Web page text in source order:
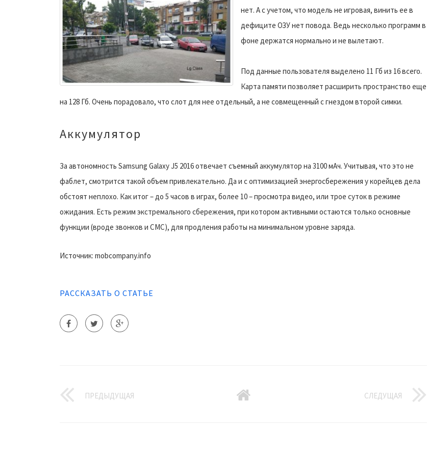
нет. А с учетом, что модель не игровая, винить ее в
дефиците ОЗУ нет повода. Ведь несколько программ в
фоне держатся нормально и не вылетают.
Под данные пользователя выделено 11 Гб из 16 всего.
Карта памяти позволяет расширить пространство еще
на 128 Гб. Очень порадовало, что слот для нее отдельный, а не совмещенный с гнездом второй симки.
Аккумулятор
За автономность Samsung Galaxy J5 2016 отвечает съемный аккумулятор на 3100 мАч. Учитывая, что это не
фаблет, смотрится такой объем привлекательно. Да и с оптимизацией энергосбережения у корейцев дела
обстоят неплохо. Как итог – до 5 часов в играх, более 10 – просмотра видео, или трое суток в режиме
ожидания. Есть режим экстремального сбережения, при котором активными остаются только основные
функции (вроде звонков и СМС), для продления работы на минимальном уровне заряда.
Источник: mobcompany.info
РАССКАЗАТЬ О СТАТЬЕ
ПРЕДЫДУЩАЯ СЛЕДУЩАЯ